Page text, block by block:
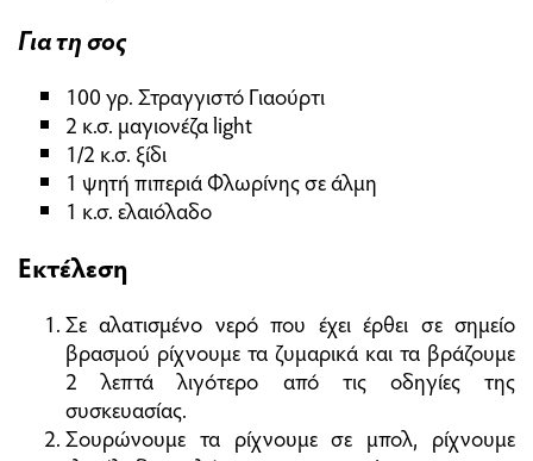
Για τη σος
100 γρ. Στραγγιστό Γιαούρτι
2 κ.σ. μαγιονέζα light
1/2 κ.σ. ξίδι
1 ψητή πιπεριά Φλωρίνης σε άλμη
1 κ.σ. ελαιόλαδο
Εκτέλεση
Σε αλατισμένο νερό που έχει έρθει σε σημείο
βρασμού ρίχνουμε τα ζυμαρικά και τα βράζουμε
2 λεπτά λιγότερο από τις οδηγίες της
συσκευασίας.
Σουρώνουμε τα ρίχνουμε σε μπολ, ρίχνουμε